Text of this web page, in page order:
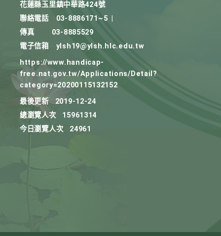
花蓮縣玉里鎮中華路424號
聯絡電話
03-8886171~5
傳真
03-8885529
電子信箱
ylsh19@ylsh.hlc.edu.tw
https://www.handicap-
free.nat.gov.tw/Applications/Detail?
category=20200115132152
最後更新
2019-12-24
總瀏覽人次
15961314
今日瀏覽人次
24961